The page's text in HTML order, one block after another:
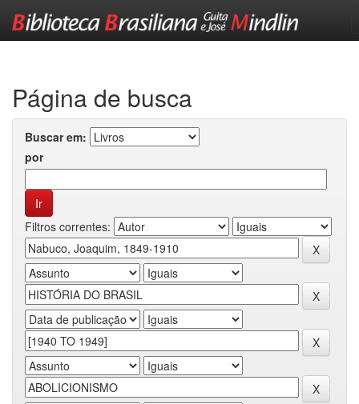
Página de busca
Buscar em:
por
Filtros correntes: